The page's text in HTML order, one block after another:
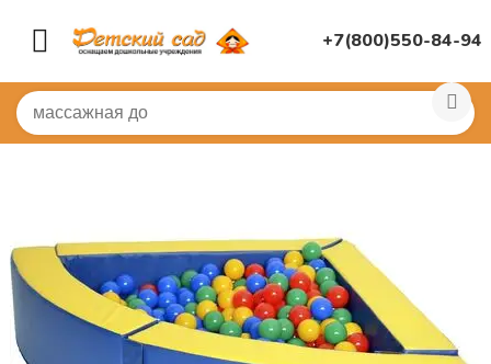
+7(800)550-84-94
Главная / МЯГКИЕ МОДУЛИ